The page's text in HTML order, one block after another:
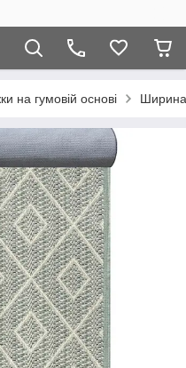
на гумовій основі